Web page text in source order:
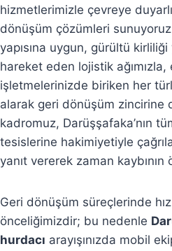
hizmetlerimizle çevreye
dönüşüm çözümleri
yapısına uygun, gürültü kirliliği
hareket eden lojistik
işletmelerinizde biriken her
alarak geri dönüşüm zincirine
kadromuz, Darüşşafaka’nın
tesislerine hakimiyetiyle
yanıt vererek zaman
Geri dönüşüm süreçlerinde
önceliğimizdir; bu nedenle
hurdacı arayışınızda mobil